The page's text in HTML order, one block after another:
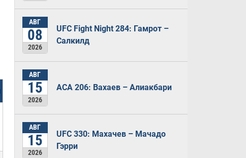
АВГ
08
2026
UFC Fight Night 284: Гамрот –
Салкилд
АВГ
15
2026
ACA 206: Вахаев – Алиакбари
АВГ
15
2026
UFC 330: Махачев – Мачадо
Гэрри